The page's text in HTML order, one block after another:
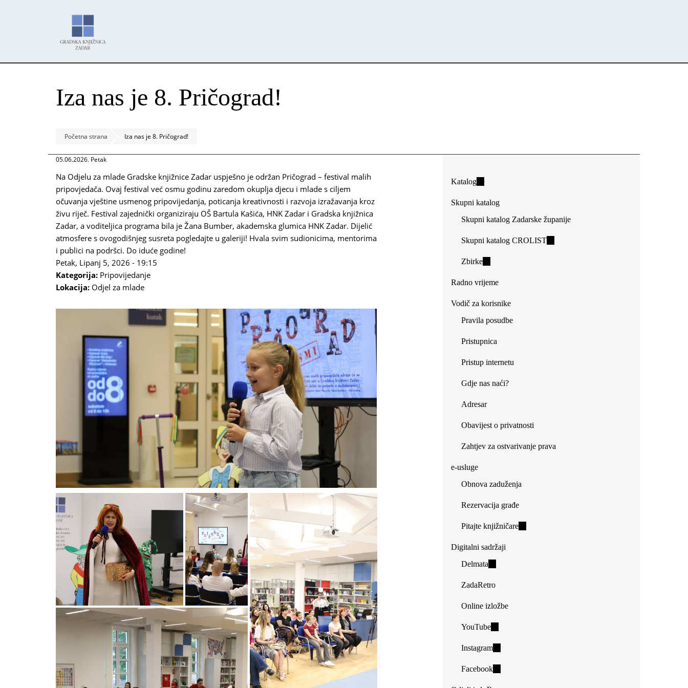
Iza nas je 8. Pričograd!
Početna strana Iza nas je 8. Pričograd!
05.06.2026. Petak
Na Odjelu za mlade Gradske knjižnice Zadar uspješno je održan Pričograd – festival malih
pripovjedača. Ovaj festival već osmu godinu zaredom okuplja djecu i mlade s ciljem
očuvanja vještine usmenog pripovijedanja, poticanja kreativnosti i razvoja izražavanja kroz
živu riječ. Festival zajednički organiziraju OŠ Bartula Kašića, HNK Zadar i Gradska knjižnica
Zadar, a voditeljica programa bila je Žana Bumber, akademska glumica HNK Zadar. Dijelić
atmosfere s ovogodišnjeg susreta pogledajte u galeriji! Hvala svim sudionicima, mentorima
i publici na podršci. Do iduće godine!
Petak, Lipanj 5, 2026 - 19:15
Kategorija: Pripovijedanje
Lokacija: Odjel za mlade
Katalog(link
external)
Skupni katalog
Skupni katalog Zadarske županije
Skupni katalog CROLIST(link
Zbirke(link
external)
Radno vrijeme
Vodič za korisnike
Pravila posudbe
Pristupnica
Pristup internetu
Gdje nas naći?
Adresar
Obavijest o privatnosti
Zahtjev za ostvarivanje prava
e-usluge
Obnova zaduženja
Rezervacija građe
Pitajte knjižničare(link
Digitalni sadržaji
Delmata
external)
ZadaRetro
Online izložbe
YouTube(link
external)
Instagram(link
external)
Facebook(link